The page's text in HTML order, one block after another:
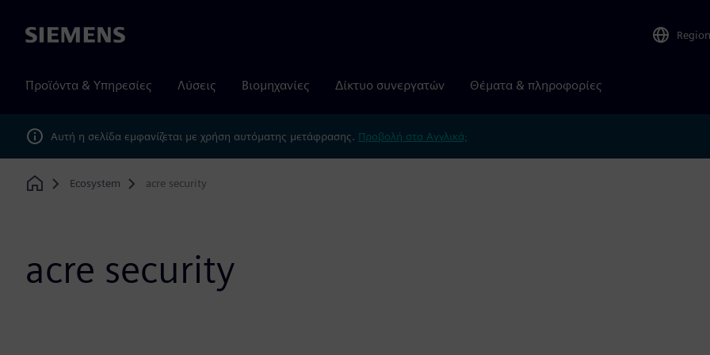
Siemens Region
Προϊόντα & Υπηρεσίες Λύσεις Βιομηχανίες Δίκτυο συνεργατών Θέματα & πληροφορίες
Αυτή η σελίδα εμφανίζεται με χρήση αυτόματης μετάφρασης. Προβολή στα Αγγλικά;
Home
Ecosystem acre security
acre security